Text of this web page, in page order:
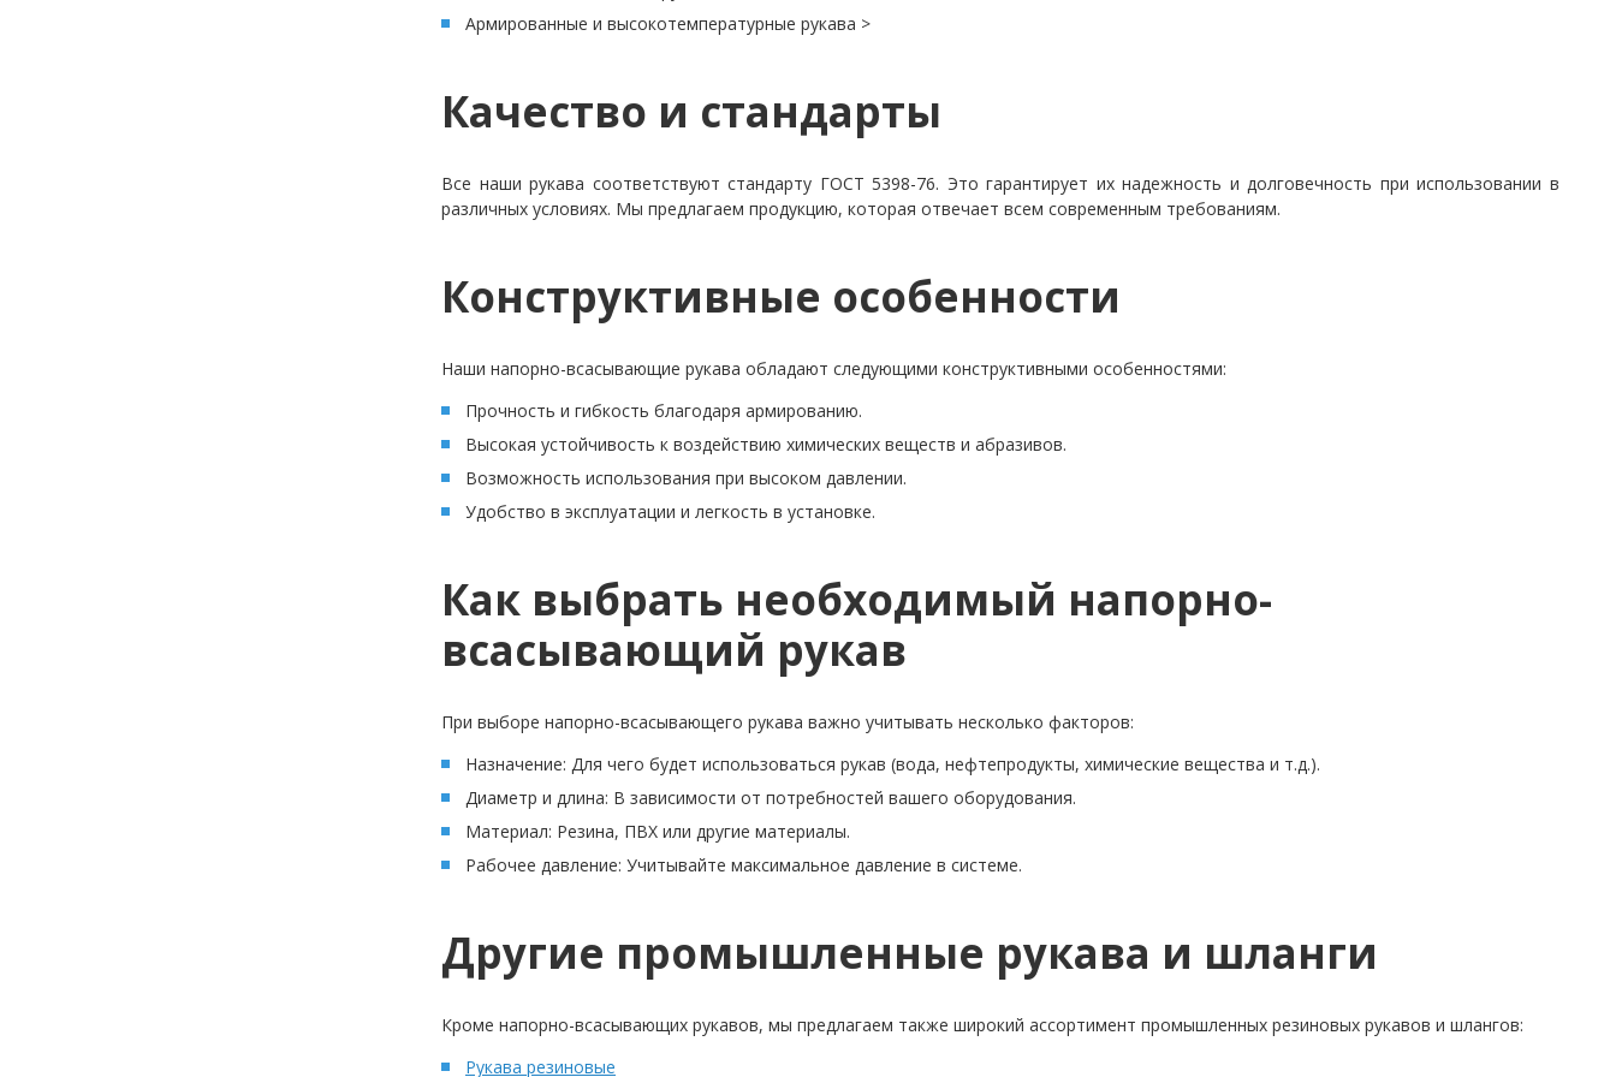
Армированные и высокотемпературные рукава >
Качество и стандарты
Все наши рукава соответствуют стандарту ГОСТ 5398-76. Это гарантирует их надежность и долговечность при использовании в
различных условиях. Мы предлагаем продукцию, которая отвечает всем современным требованиям.
Конструктивные особенности
Наши напорно-всасывающие рукава обладают следующими конструктивными особенностями:
Прочность и гибкость благодаря армированию.
Высокая устойчивость к воздействию химических веществ и абразивов.
Возможность использования при высоком давлении.
Удобство в эксплуатации и легкость в установке.
Как выбрать необходимый напорно-
всасывающий рукав
При выборе напорно-всасывающего рукава важно учитывать несколько факторов:
Назначение: Для чего будет использоваться рукав (вода, нефтепродукты, химические вещества и т.д.).
Диаметр и длина: В зависимости от потребностей вашего оборудования.
Материал: Резина, ПВХ или другие материалы.
Рабочее давление: Учитывайте максимальное давление в системе.
Другие промышленные рукава и шланги
Кроме напорно-всасывающих рукавов, мы предлагаем также широкий ассортимент промышленных резиновых рукавов и шлангов:
Рукава резиновые